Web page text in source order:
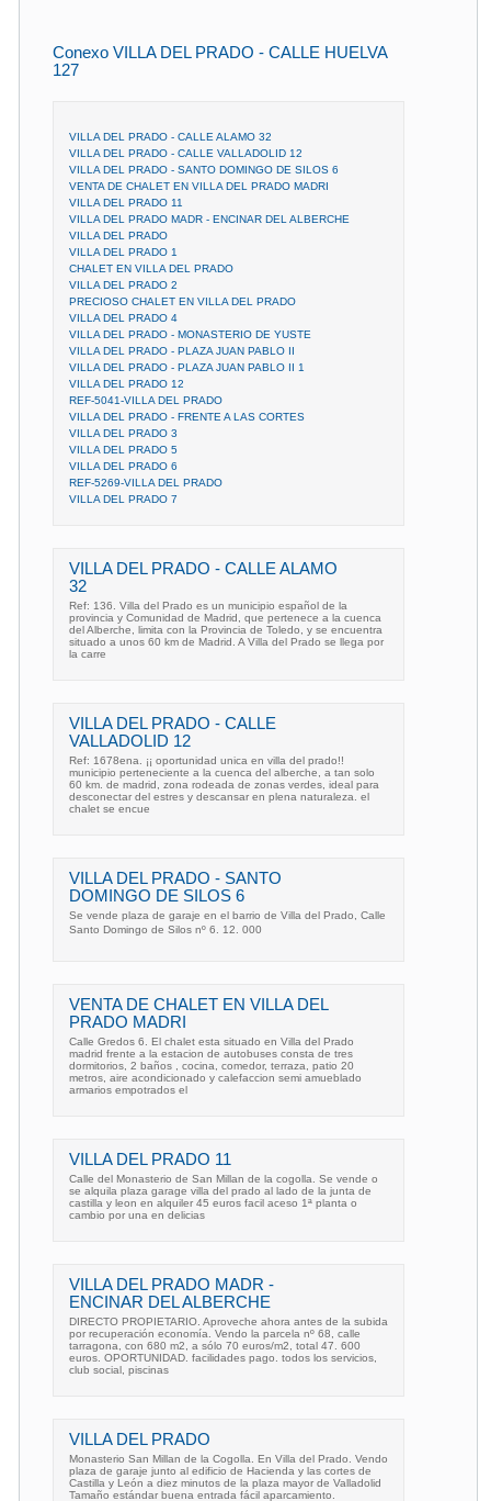
Conexo VILLA DEL PRADO - CALLE HUELVA
127
VILLA DEL PRADO - CALLE ALAMO 32
VILLA DEL PRADO - CALLE VALLADOLID 12
VILLA DEL PRADO - SANTO DOMINGO DE SILOS 6
VENTA DE CHALET EN VILLA DEL PRADO MADRI
VILLA DEL PRADO 11
VILLA DEL PRADO MADR - ENCINAR DEL ALBERCHE
VILLA DEL PRADO
VILLA DEL PRADO 1
CHALET EN VILLA DEL PRADO
VILLA DEL PRADO 2
PRECIOSO CHALET EN VILLA DEL PRADO
VILLA DEL PRADO 4
VILLA DEL PRADO - MONASTERIO DE YUSTE
VILLA DEL PRADO - PLAZA JUAN PABLO II
VILLA DEL PRADO - PLAZA JUAN PABLO II 1
VILLA DEL PRADO 12
REF-5041-VILLA DEL PRADO
VILLA DEL PRADO - FRENTE A LAS CORTES
VILLA DEL PRADO 3
VILLA DEL PRADO 5
VILLA DEL PRADO 6
REF-5269-VILLA DEL PRADO
VILLA DEL PRADO 7
VILLA DEL PRADO - CALLE ALAMO
32
Ref: 136. Villa del Prado es un municipio español de la
provincia y Comunidad de Madrid, que pertenece a la cuenca
del Alberche, limita con la Provincia de Toledo, y se encuentra
situado a unos 60 km de Madrid. A Villa del Prado se llega por
la carre
VILLA DEL PRADO - CALLE
VALLADOLID 12
Ref: 1678ena. ¡¡ oportunidad unica en villa del prado!!
municipio perteneciente a la cuenca del alberche, a tan solo
60 km. de madrid, zona rodeada de zonas verdes, ideal para
desconectar del estres y descansar en plena naturaleza. el
chalet se encue
VILLA DEL PRADO - SANTO
DOMINGO DE SILOS 6
Se vende plaza de garaje en el barrio de Villa del Prado, Calle
Santo Domingo de Silos nº 6. 12. 000
VENTA DE CHALET EN VILLA DEL
PRADO MADRI
Calle Gredos 6. El chalet esta situado en Villa del Prado
madrid frente a la estacion de autobuses consta de tres
dormitorios, 2 baños , cocina, comedor, terraza, patio 20
metros, aire acondicionado y calefaccion semi amueblado
armarios empotrados el
VILLA DEL PRADO 11
Calle del Monasterio de San Millan de la cogolla. Se vende o
se alquila plaza garage villa del prado al lado de la junta de
castilla y leon en alquiler 45 euros facil aceso 1ª planta o
cambio por una en delicias
VILLA DEL PRADO MADR -
ENCINAR DEL ALBERCHE
DIRECTO PROPIETARIO. Aproveche ahora antes de la subida
por recuperación economía. Vendo la parcela nº 68, calle
tarragona, con 680 m2, a sólo 70 euros/m2, total 47. 600
euros. OPORTUNIDAD. facilidades pago. todos los servicios,
club social, piscinas
VILLA DEL PRADO
Monasterio San Millan de la Cogolla. En Villa del Prado. Vendo
plaza de garaje junto al edificio de Hacienda y las cortes de
Castilla y León a diez minutos de la plaza mayor de Valladolid
Tamaño estándar buena entrada fácil aparcamiento.